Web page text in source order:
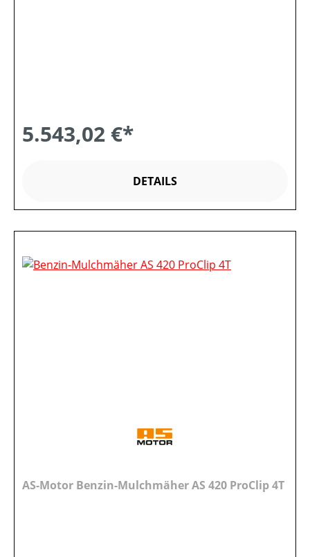
5.543,02 €*
DETAILS
AS-Motor Benzin-Mulchmäher AS 420 ProClip 4T